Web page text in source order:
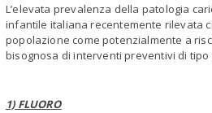
L’elevata prevalenza della patologia
infantile italiana recentemente rilevata
popolazione come potenzialmente a
bisognosa di interventi preventivi di tipo
1) FLUORO